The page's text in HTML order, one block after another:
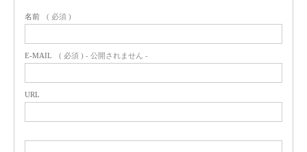
名前 ( 必須 )
E-MAIL ( 必須 ) - 公開されません -
URL